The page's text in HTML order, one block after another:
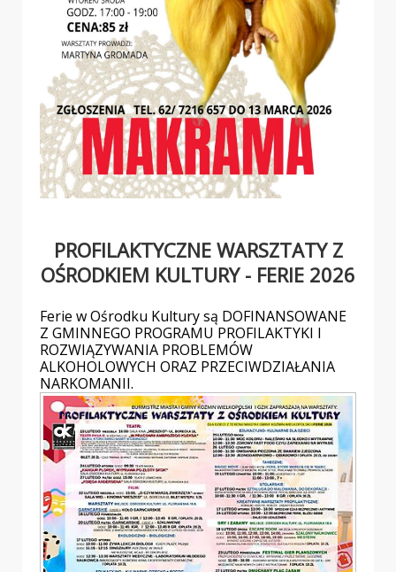
PROFILAKTYCZNE WARSZTATY Z
OŚRODKIEM KULTURY - FERIE 2026
Ferie w Ośrodku Kultury są DOFINANSOWANE
Z GMINNEGO PROGRAMU PROFILAKTYKI I
ROZWIĄZYWANIA PROBLEMÓW
ALKOHOLOWYCH ORAZ PRZECIWDZIAŁANIA
NARKOMANII.